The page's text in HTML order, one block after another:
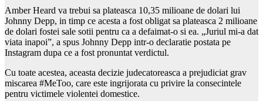
Amber Heard va trebui sa plateasca 10,35 milioane de dolari lui
Johnny Depp, in timp ce acesta a fost obligat sa plateasca 2 milioane
de dolari fostei sale sotii pentru ca a defaimat-o si ea. „Juriul mi-a dat
viata inapoi”, a spus Johnny Depp intr-o declaratie postata pe
Instagram dupa ce a fost pronuntat verdictul.
Cu toate acestea, aceasta decizie judecatoreasca a prejudiciat grav
miscarea #MeToo, care este ingrijorata cu privire la consecintele
pentru victimele violentei domestice.